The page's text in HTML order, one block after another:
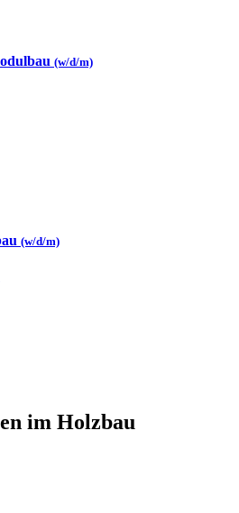
(w/d/m)
(w/d/m)
im Holzbau